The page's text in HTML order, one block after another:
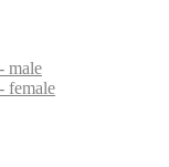
male
female